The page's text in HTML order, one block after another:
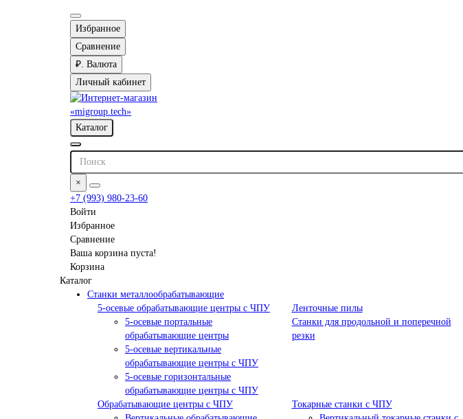
Избранное
Сравнение
₽. Валюта
Личный кабинет
Каталог
×
+7 (993) 980-23-60
Войти
Избранное
Сравнение
Ваша корзина пуста!
Корзина
Каталог
Станки металлообрабатывающие
5-осевые обрабатывающие центры с ЧПУ
5-осевые портальные
обрабатывающие центры
5-осевые вертикальные
обрабатывающие центры с ЧПУ
5-осевые горизонтальные
обрабатывающие центры с ЧПУ
Ленточные пилы
Станки для продольной и поперечной
резки
Обрабатывающие центры с ЧПУ
Токарные станки с ЧПУ